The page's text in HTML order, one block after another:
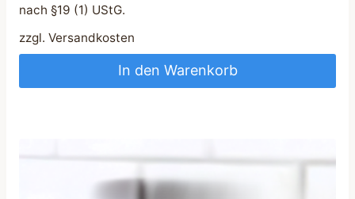
nach §19 (1) UStG.
zzgl. Versandkosten
In den Warenkorb